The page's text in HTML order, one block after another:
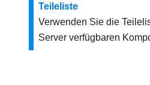
Teileliste
Verwenden Sie die
Server verfügbaren